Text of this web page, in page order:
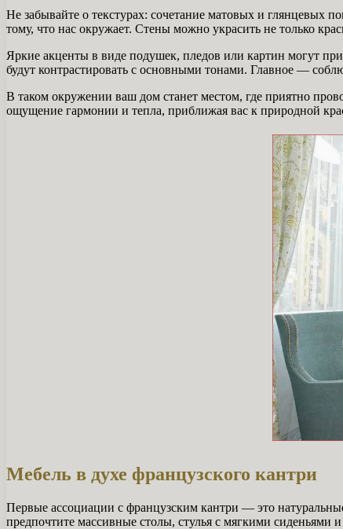
Не забывайте о текстурах: сочетание матовых и глянцевых
тому, что нас окружает. Стены можно украсить не только
Яркие акценты в виде подушек, пледов или картин могут
будут контрастировать с основными тонами. Главное —
В таком окружении ваш дом станет местом, где приятно
ощущение гармонии и тепла, приближая вас к природной
Мебель в духе французского кантри
Первые ассоциации с французским кантри — это
предпочтите массивные столы, стулья с мягкими сиденьями